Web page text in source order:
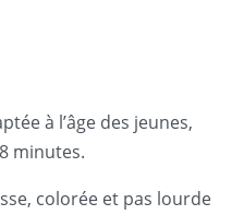
à l’âge des jeunes,
minutes.
colorée et pas lourde